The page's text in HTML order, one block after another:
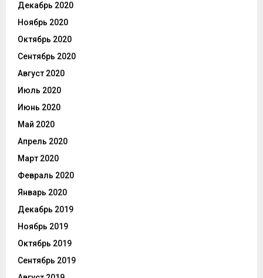
Декабрь 2020
Ноябрь 2020
Октябрь 2020
Сентябрь 2020
Август 2020
Июль 2020
Июнь 2020
Май 2020
Апрель 2020
Март 2020
Февраль 2020
Январь 2020
Декабрь 2019
Ноябрь 2019
Октябрь 2019
Сентябрь 2019